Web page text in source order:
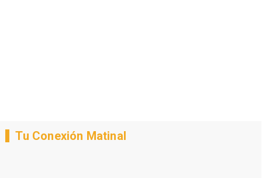
Tu Conexión Matinal